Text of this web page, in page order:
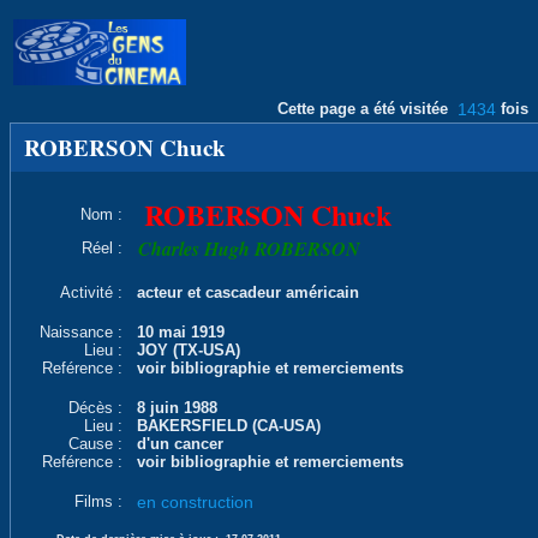
Cette page a été visitée 1434 fois
ROBERSON Chuck
Nom : ROBERSON Chuck
Réel : Charles Hugh ROBERSON
Activité : acteur et cascadeur américain
Naissance :
10 mai 1919
Lieu :
JOY (TX-USA)
Reférence :
voir bibliographie et remerciements
Décès :
8 juin 1988
Lieu :
BAKERSFIELD (CA-USA)
Cause :
d'un cancer
Reférence :
voir bibliographie et remerciements
Films : en construction